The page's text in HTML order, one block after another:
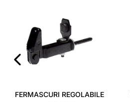
FERMASCURI REGOLABILE